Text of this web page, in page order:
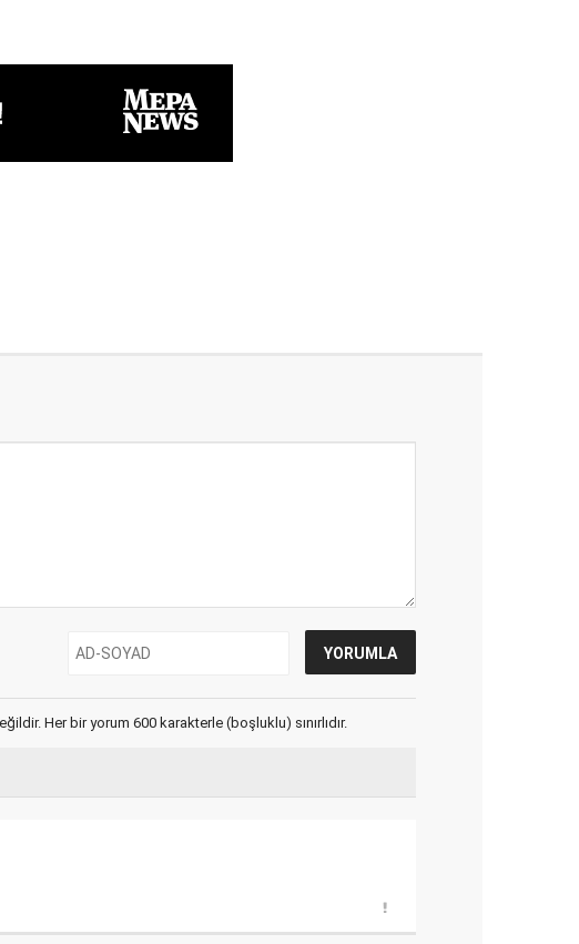
Her bir yorum 600 karakterle (boşluklu) sınırlıdır.